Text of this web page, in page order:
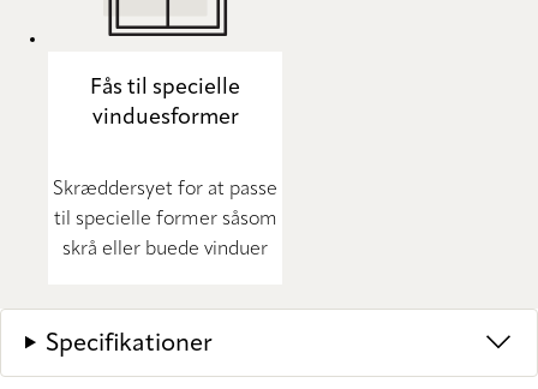
Fås til specielle
vinduesformer
Skræddersyet for at passe
til specielle former såsom
skrå eller buede vinduer
Specifikationer